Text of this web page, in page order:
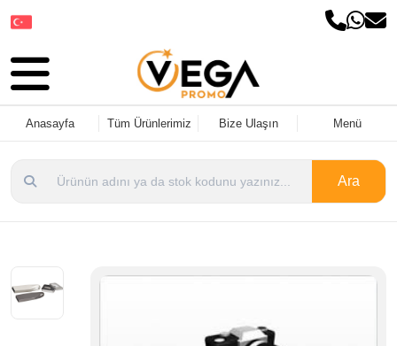
Anasayfa Tüm Ürünlerimiz Bize Ulaşın Menü
Ara